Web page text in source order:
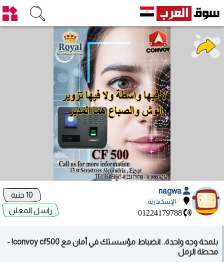
nagwa
الإسكندرية
01224179788
راسل المعلن
بلمحة وجه واحدة.. انضباط مؤسستك في أمان مع convoy cf500! -
محطة الرمل